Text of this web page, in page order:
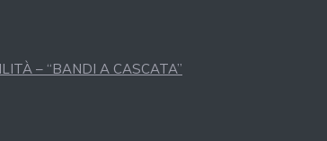
– “BANDI A CASCATA”